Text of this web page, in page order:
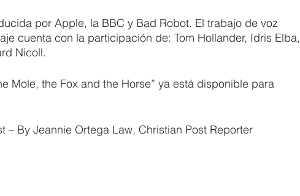
por Apple, la BBC y Bad Robot. El trabajo de voz
cuenta con la participación de: Tom Hollander, Idris Elba,
Nicoll.
Mole, the Fox and the Horse” ya está disponible para
– By Jeannie Ortega Law, Christian Post Reporter